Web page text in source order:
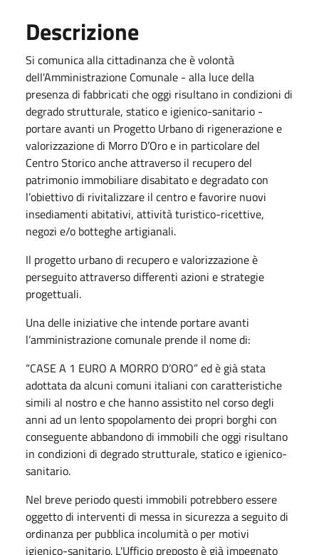
Descrizione
Si comunica alla cittadinanza che è volontà
dell'Amministrazione Comunale - alla luce della
presenza di fabbricati che oggi risultano in condizioni di
degrado strutturale, statico e igienico-sanitario -
portare avanti un Progetto Urbano di rigenerazione e
valorizzazione di Morro D’Oro e in particolare del
Centro Storico anche attraverso il recupero del
patrimonio immobiliare disabitato e degradato con
l’obiettivo di rivitalizzare il centro e favorire nuovi
insediamenti abitativi, attività turistico-ricettive,
negozi e/o botteghe artigianali.
Il progetto urbano di recupero e valorizzazione è
perseguito attraverso differenti azioni e strategie
progettuali.
Una delle iniziative che intende portare avanti
l’amministrazione comunale prende il nome di:
“CASE A 1 EURO A MORRO D’ORO” ed è già stata
adottata da alcuni comuni italiani con caratteristiche
simili al nostro e che hanno assistito nel corso degli
anni ad un lento spopolamento dei propri borghi con
conseguente abbandono di immobili che oggi risultano
in condizioni di degrado strutturale, statico e igienico-
sanitario.
Nel breve periodo questi immobili potrebbero essere
oggetto di interventi di messa in sicurezza a seguito di
ordinanza per pubblica incolumità o per motivi
igienico-sanitario. L'Ufficio preposto è già impegnato